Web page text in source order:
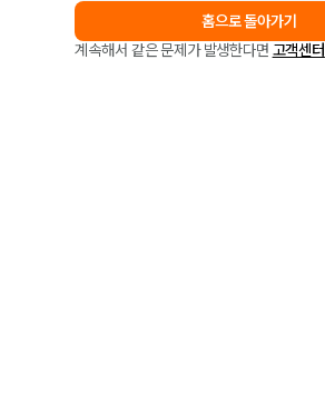
홈으로 돌아가기
계속해서 같은 문제가 발생한다면 고객센터